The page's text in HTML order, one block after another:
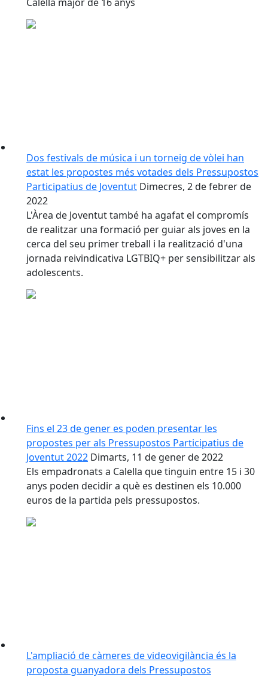
Dos festivals de música i un torneig de vòlei han
estat les propostes més votades dels Pressupostos
Participatius de Joventut Dimecres, 2 de febrer de
2022
L'Àrea de Joventut també ha agafat el compromís
de realitzar una formació per guiar als joves en la
cerca del seu primer treball i la realització d'una
jornada reivindicativa LGTBIQ+ per sensibilitzar als
adolescents.
Fins el 23 de gener es poden presentar les
propostes per als Pressupostos Participatius de
Joventut 2022 Dimarts, 11 de gener de 2022
Els empadronats a Calella que tinguin entre 15 i 30
anys poden decidir a què es destinen els 10.000
euros de la partida pels pressupostos.
L'ampliació de càmeres de videovigilància és la
proposta guanyadora dels Pressupostos